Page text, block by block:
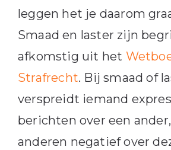
leggen het je daarom
Smaad en laster zijn
afkomstig uit het
Strafrecht. Bij smaad of
verspreidt iemand
berichten over een
anderen negatief over